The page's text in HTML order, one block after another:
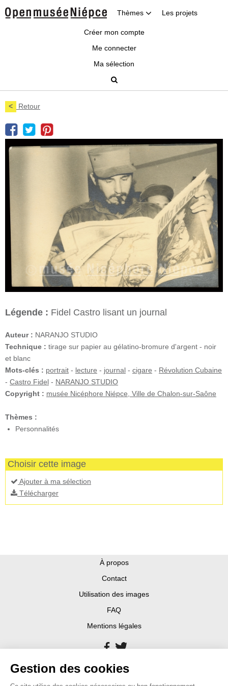
Thèmes Les projets
Créer mon compte
Me connecter
Ma sélection
< Retour
Légende : Fidel Castro lisant un journal
Auteur : NARANJO STUDIO
Technique : tirage sur papier au gélatino-bromure d'argent - noir
et blanc
Mots-clés : portrait - lecture - journal - cigare - Révolution Cubaine
- Castro Fidel - NARANJO STUDIO
Copyright : musée Nicéphore Niépce, Ville de Chalon-sur-Saône
Thèmes :
Personnalités
Choisir cette image
Ajouter à ma sélection
Télécharger
À propos
Contact
Utilisation des images
FAQ
Mentions légales
Gestion des cookies